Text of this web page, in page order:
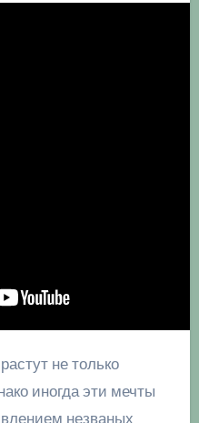
не только
иногда эти мечты
незваных